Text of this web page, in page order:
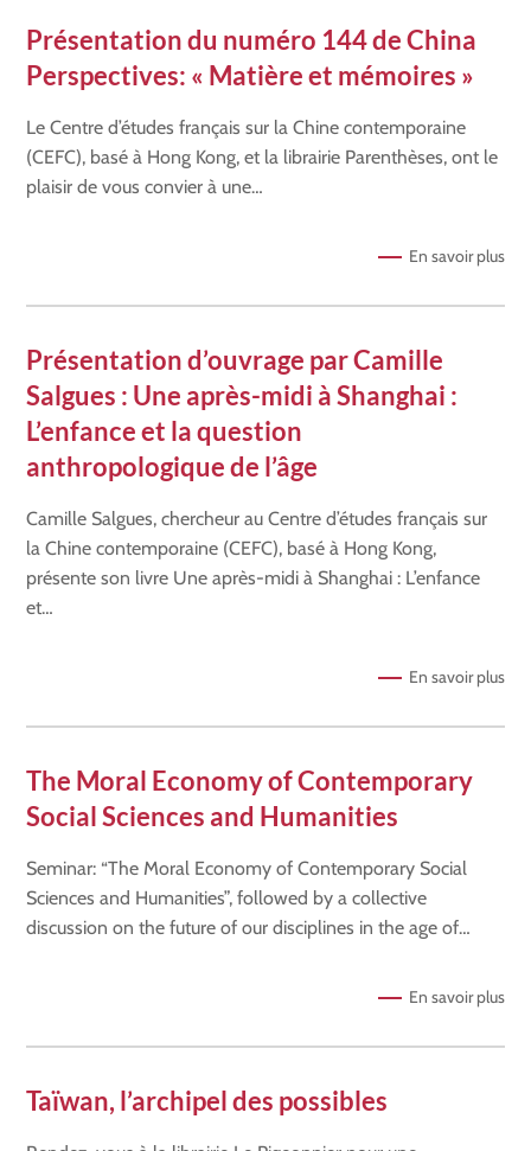
Présentation du numéro 144 de China
Perspectives: « Matière et mémoires »
Le Centre d’études français sur la Chine contemporaine
(CEFC), basé à Hong Kong, et la librairie Parenthèses, ont le
plaisir de vous convier à une…
En savoir plus
Présentation d’ouvrage par Camille
Salgues : Une après-midi à Shanghai :
L’enfance et la question
anthropologique de l’âge
Camille Salgues, chercheur au Centre d’études français sur
la Chine contemporaine (CEFC), basé à Hong Kong,
présente son livre Une après-midi à Shanghai : L’enfance
et…
En savoir plus
The Moral Economy of Contemporary
Social Sciences and Humanities
Seminar: “The Moral Economy of Contemporary Social
Sciences and Humanities”, followed by a collective
discussion on the future of our disciplines in the age of…
En savoir plus
Taïwan, l’archipel des possibles